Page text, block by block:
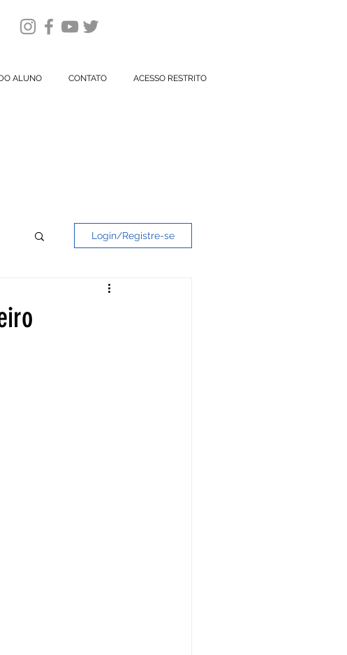
Login/Registre-se
ALUNO CONTATO ACESSO RESTRITO